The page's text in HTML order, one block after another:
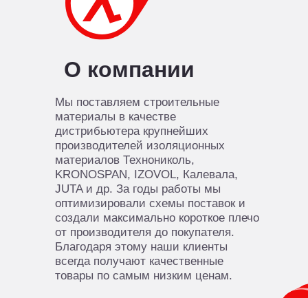
О компании
Мы поставляем строительные
материалы в качестве
дистрибьютера крупнейших
производителей изоляционных
материалов Технониколь,
KRONOSPAN, IZOVOL, Калевала,
JUTA и др. За годы работы мы
оптимизировали схемы поставок и
создали максимально короткое плечо
от производителя до покупателя.
Благодаря этому наши клиенты
всегда получают качественные
товары по самым низким ценам.